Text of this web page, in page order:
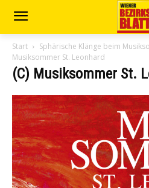
Start Sphärische Klänge beim
Musiksommer St. Leonhard
(C) Musiksommer St.